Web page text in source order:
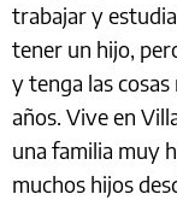
trabajar y
tener un hijo,
y tenga las cosas
años. Vive en
una familia muy
muchos hijos